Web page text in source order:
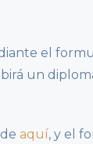
el
un
aquí, y el